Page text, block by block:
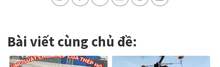
Bài viết cùng chủ đề: